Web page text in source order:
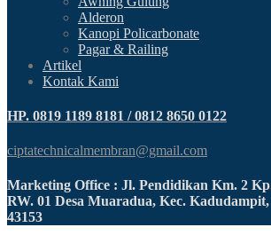
Alderon
Kanopi Policarbonate
Pagar & Railing
Artikel
Kontak Kami
HP. 0819 1189 8181 / 0812 8650 0122
ciptatechnicalmembran@gmail.com
Marketing Office : Jl. Pendidikan Km. 2
RW. 01 Desa Muaradua, Kec.
43153